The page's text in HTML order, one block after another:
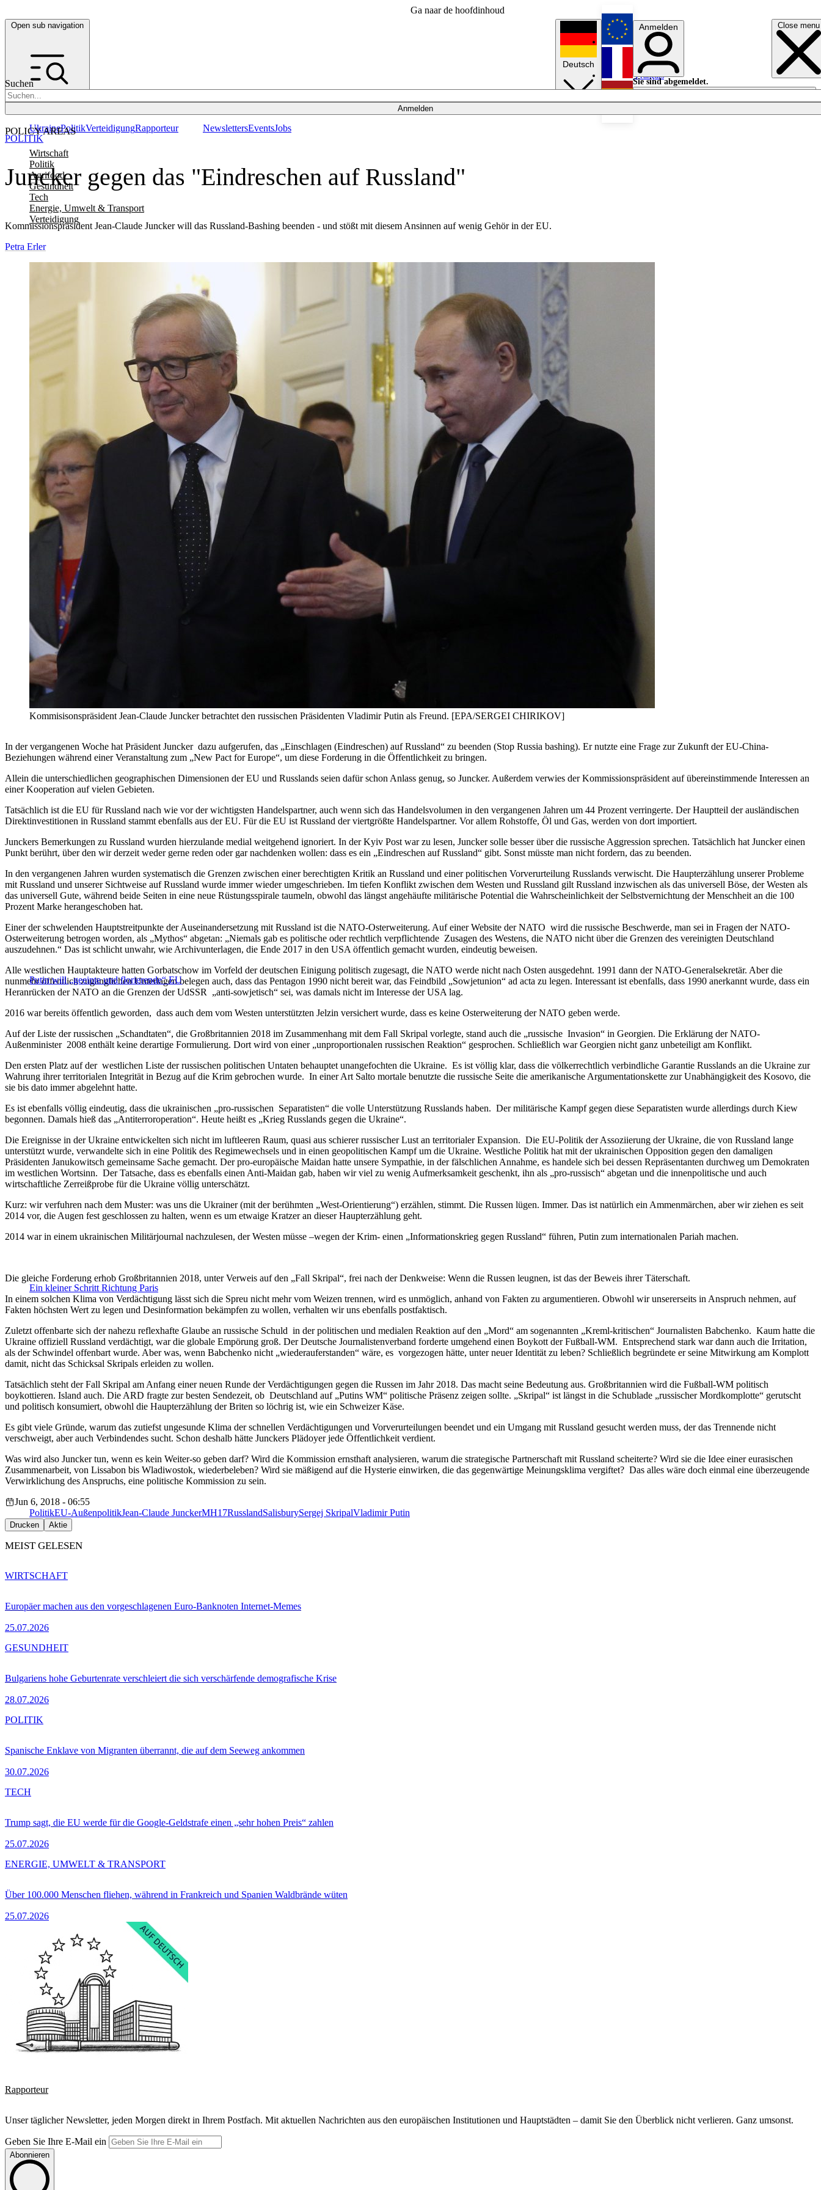
Ga naar de hoofdinhoud
Open sub navigation Close menu
Suchen
Anmelden
POLICY AREAS
Wirtschaft
Politik
Agrifood
Gesundheit
Tech
Energie, Umwelt & Transport
Verteidigung
UkrainePolitikVerteidigungRapporteur NewslettersEventsJobs
Deutsch
English
Français
Anmelden
Sie sind abgemeldet.
Anmelden
Licht aus
Juncker gegen das "Eindreschen auf Russland"
Kommissionspräsident Jean-Claude Juncker will das Russland-Bashing beenden - und stößt mit diesem Ansinnen auf wenig Gehör in der EU.
POLITIK
Petra Erler
Kommisisonspräsident Jean-Claude Juncker betrachtet den russischen Präsidenten Vladimir Putin als Freund. [EPA/SERGEI CHIRIKOV]
In der vergangenen Woche hat Präsident Juncker dazu aufgerufen, das „Einschlagen (Eindreschen) auf Russland“ zu beenden (Stop Russia bashing). Er nutzte eine Frage zur Zukunft der EU-China-
Beziehungen während einer Veranstaltung zum „New Pact for Europe“, um diese Forderung in die Öffentlichkeit zu bringen.
Allein die unterschiedlichen geographischen Dimensionen der EU und Russlands seien dafür schon Anlass genug, so Juncker. Außerdem verwies der Kommissionspräsident auf übereinstimmende Interessen an
einer Kooperation auf vielen Gebieten.
Tatsächlich ist die EU für Russland nach wie vor der wichtigsten Handelspartner, auch wenn sich das Handelsvolumen in den vergangenen Jahren um 44 Prozent verringerte. Der Hauptteil der ausländischen
Direktinvestitionen in Russland stammt ebenfalls aus der EU. Für die EU ist Russland der viertgrößte Handelspartner. Vor allem Rohstoffe, Öl und Gas, werden von dort importiert.
Junckers Bemerkungen zu Russland wurden hierzulande medial weitgehend ignoriert. In der Kyiv Post war zu lesen, Juncker solle besser über die russische Aggression sprechen. Tatsächlich hat Juncker einen
Punkt berührt, über den wir derzeit weder gerne reden oder gar nachdenken wollen: dass es ein „Eindreschen auf Russland“ gibt. Sonst müsste man nicht fordern, das zu beenden.
In den vergangenen Jahren wurden systematisch die Grenzen zwischen einer berechtigten Kritik an Russland und einer politischen Vorverurteilung Russlands verwischt. Die Haupterzählung unserer Probleme
mit Russland und unserer Sichtweise auf Russland wurde immer wieder umgeschrieben. Im tiefen Konflikt zwischen dem Westen und Russland gilt Russland inzwischen als das universell Böse, der Westen als
das universell Gute, während beide Seiten in eine neue Rüstungsspirale taumeln, obwohl das längst angehäufte militärische Potential die Wahrscheinlichkeit der Selbstvernichtung der Menschheit an die 100
Prozent Marke herangeschoben hat.
Einer der schwelenden Hauptstreitpunkte der Auseinandersetzung mit Russland ist die NATO-Osterweiterung. Auf einer Website der NATO wird die russische Beschwerde, man sei in Fragen der NATO-
Osterweiterung betrogen worden, als „Mythos“ abgetan: „Niemals gab es politische oder rechtlich verpflichtende Zusagen des Westens, die NATO nicht über die Grenzen des vereinigten Deutschland
auszudehnen.“ Das ist schlicht unwahr, wie Archivunterlagen, die Ende 2017 in den USA öffentlich gemacht wurden, eindeutig beweisen.
Putin will „geeinte und florierende“ EU
Alle westlichen Hauptakteure hatten Gorbatschow im Vorfeld der deutschen Einigung politisch zugesagt, die NATO werde nicht nach Osten ausgedehnt. 1991 dann der NATO-Generalsekretär. Aber die
nunmehr öffentlich zugänglichen Unterlagen belegen auch, dass das Pentagon 1990 nicht bereit war, das Feindbild „Sowjetunion“ ad acta zu legen. Interessant ist ebenfalls, dass 1990 anerkannt wurde, dass ein
Heranrücken der NATO an die Grenzen der UdSSR „anti-sowjetisch“ sei, was damals nicht im Interesse der USA lag.
2016 war bereits öffentlich geworden, dass auch dem vom Westen unterstützten Jelzin versichert wurde, dass es keine Osterweiterung der NATO geben werde.
Auf der Liste der russischen „Schandtaten“, die Großbritannien 2018 im Zusammenhang mit dem Fall Skripal vorlegte, stand auch die „russische Invasion“ in Georgien. Die Erklärung der NATO-
Außenminister 2008 enthält keine derartige Formulierung. Dort wird von einer „unproportionalen russischen Reaktion“ gesprochen. Schließlich war Georgien nicht ganz unbeteiligt am Konflikt.
Den ersten Platz auf der westlichen Liste der russischen politischen Untaten behauptet unangefochten die Ukraine. Es ist völlig klar, dass die völkerrechtlich verbindliche Garantie Russlands an die Ukraine zur
Wahrung ihrer territorialen Integrität in Bezug auf die Krim gebrochen wurde. In einer Art Salto mortale benutzte die russische Seite die amerikanische Argumentationskette zur Unabhängigkeit des Kosovo, die
sie bis dato immer abgelehnt hatte.
Es ist ebenfalls völlig eindeutig, dass die ukrainischen „pro-russischen Separatisten“ die volle Unterstützung Russlands haben. Der militärische Kampf gegen diese Separatisten wurde allerdings durch Kiew
begonnen. Damals hieß das „Antiterroroperation“. Heute heißt es „Krieg Russlands gegen die Ukraine“.
Die Ereignisse in der Ukraine entwickelten sich nicht im luftleeren Raum, quasi aus schierer russischer Lust an territorialer Expansion. Die EU-Politik der Assoziierung der Ukraine, die von Russland lange
unterstützt wurde, verwandelte sich in eine Politik des Regimewechsels und in einen geopolitischen Kampf um die Ukraine. Westliche Politik hat mit der ukrainischen Opposition gegen den damaligen
Präsidenten Janukowitsch gemeinsame Sache gemacht. Der pro-europäische Maidan hatte unsere Sympathie, in der fälschlichen Annahme, es handele sich bei dessen Repräsentanten durchweg um Demokraten
im westlichen Wortsinn. Der Tatsache, dass es ebenfalls einen Anti-Maidan gab, haben wir viel zu wenig Aufmerksamkeit geschenkt, ihn als „pro-russisch“ abgetan und die innenpolitische und auch
wirtschaftliche Zerreißprobe für die Ukraine völlig unterschätzt.
Kurz: wir verfuhren nach dem Muster: was uns die Ukrainer (mit der berühmten „West-Orientierung“) erzählen, stimmt. Die Russen lügen. Immer. Das ist natürlich ein Ammenmärchen, aber wir ziehen es seit
2014 vor, die Augen fest geschlossen zu halten, wenn es um etwaige Kratzer an dieser Haupterzählung geht.
2014 war in einem ukrainischen Militärjournal nachzulesen, der Westen müsse –wegen der Krim- einen „Informationskrieg gegen Russland“ führen, Putin zum internationalen Pariah machen.
Ein kleiner Schritt Richtung Paris
Die gleiche Forderung erhob Großbritannien 2018, unter Verweis auf den „Fall Skripal“, frei nach der Denkweise: Wenn die Russen leugnen, ist das der Beweis ihrer Täterschaft.
In einem solchen Klima von Verdächtigung lässt sich die Spreu nicht mehr vom Weizen trennen, wird es unmöglich, anhand von Fakten zu argumentieren. Obwohl wir unsererseits in Anspruch nehmen, auf
Fakten höchsten Wert zu legen und Desinformation bekämpfen zu wollen, verhalten wir uns ebenfalls postfaktisch.
Zuletzt offenbarte sich der nahezu reflexhafte Glaube an russische Schuld in der politischen und medialen Reaktion auf den „Mord“ am sogenannten „Kreml-kritischen“ Journalisten Babchenko. Kaum hatte die
Ukraine offiziell Russland verdächtigt, war die globale Empörung groß. Der Deutsche Journalistenverband forderte umgehend einen Boykott der Fußball-WM. Entsprechend stark war dann auch die Irritation,
als der Schwindel offenbart wurde. Aber was, wenn Babchenko nicht „wiederauferstanden“ wäre, es vorgezogen hätte, unter neuer Identität zu leben? Schließlich begründete er seine Mitwirkung am Komplott
damit, nicht das Schicksal Skripals erleiden zu wollen.
Tatsächlich steht der Fall Skripal am Anfang einer neuen Runde der Verdächtigungen gegen die Russen im Jahr 2018. Das macht seine Bedeutung aus. Großbritannien wird die Fußball-WM politisch
boykottieren. Island auch. Die ARD fragte zur besten Sendezeit, ob Deutschland auf „Putins WM“ politische Präsenz zeigen sollte. „Skripal“ ist längst in die Schublade „russischer Mordkomplotte“ gerutscht
und politisch konsumiert, obwohl die Haupterzählung der Briten so löchrig ist, wie ein Schweizer Käse.
Es gibt viele Gründe, warum das zutiefst ungesunde Klima der schnellen Verdächtigungen und Vorverurteilungen beendet und ein Umgang mit Russland gesucht werden muss, der das Trennende nicht
verschweigt, aber auch Verbindendes sucht. Schon deshalb hätte Junckers Plädoyer jede Öffentlichkeit verdient.
Was wird also Juncker tun, wenn es kein Weiter-so geben darf? Wird die Kommission ernsthaft analysieren, warum die strategische Partnerschaft mit Russland scheiterte? Wird sie die Idee einer eurasischen
Zusammenarbeit, von Lissabon bis Wladiwostok, wiederbeleben? Wird sie mäßigend auf die Hysterie einwirken, die das gegenwärtige Meinungsklima vergiftet? Das alles wäre doch einmal eine überzeugende
Verwirklichung des Anspruchs, eine politische Kommission zu sein.
Jun 6, 2018 - 06:55
PolitikEU-AußenpolitikJean-Claude JunckerMH17RusslandSalisburySergej SkripalVladimir Putin
Drucken Aktie
MEIST GELESEN
Europäer machen aus den vorgeschlagenen Euro-Banknoten Internet-Memes
25.07.2026
WIRTSCHAFT
Bulgariens hohe Geburtenrate verschleiert die sich verschärfende demografische Krise
28.07.2026
GESUNDHEIT
Spanische Enklave von Migranten überrannt, die auf dem Seeweg ankommen
30.07.2026
POLITIK
Trump sagt, die EU werde für die Google-Geldstrafe einen „sehr hohen Preis“ zahlen
25.07.2026
TECH
Über 100.000 Menschen fliehen, während in Frankreich und Spanien Waldbrände wüten
25.07.2026
ENERGIE, UMWELT & TRANSPORT
Rapporteur
Unser täglicher Newsletter, jeden Morgen direkt in Ihrem Postfach. Mit aktuellen Nachrichten aus den europäischen Institutionen und Hauptstädten – damit Sie den Überblick nicht verlieren. Ganz umsonst.
Geben Sie Ihre E-Mail ein
Abonnieren